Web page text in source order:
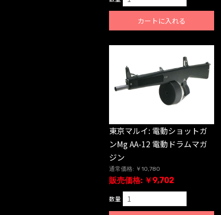
カートに入れる
東京マルイ: 電動ショットガ
ンMg AA-12 電動ドラムマガ
ジン
通常価格: ￥10,780
販売価格: ￥9,702
数量